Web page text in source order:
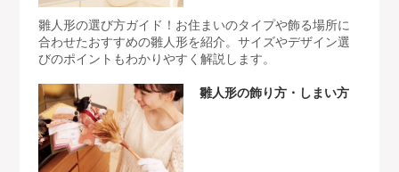
雛人形の選び方ガイド！お住まいのタイプや飾る場所に
合わせたおすすめの雛人形を紹介。サイズやデザイン選
びのポイントもわかりやすく解説します。
雛人形の飾り方・しまい方